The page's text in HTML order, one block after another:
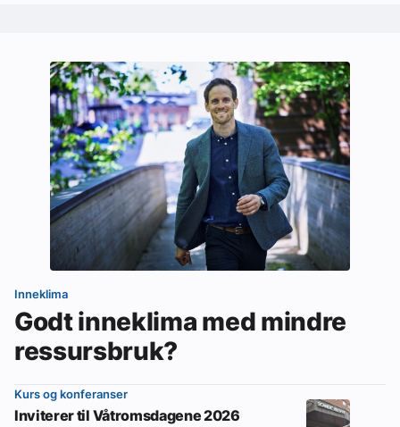
Inneklima
Godt inneklima med mindre
ressursbruk?
Kurs og konferanser
Inviterer til Våtromsdagene 2026